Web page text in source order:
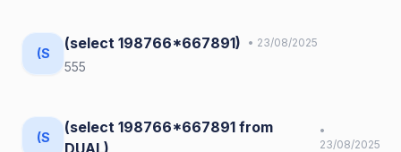
(S
(select 198766*667891) • 23/08/2025
555
(S
(select 198766*667891 from
DUAL)
•
23/08/2025